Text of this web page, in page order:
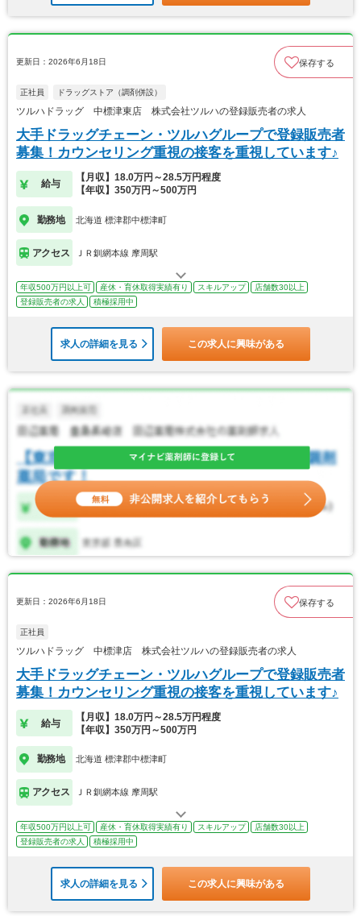
更新日：2026年6月18日 保存する
正社員 ドラッグストア（調剤併設）
ツルハドラッグ 中標津東店 株式会社ツルハの登録販売者の求人
大手ドラッグチェーン・ツルハグループで登録販売者
募集！カウンセリング重視の接客を重視しています♪
給与
【月収】18.0万円～28.5万円程度
【年収】350万円～500万円
勤務地 北海道 標津郡中標津町
アクセス ＪＲ釧網本線 摩周駅
年収500万円以上可 産休・育休取得実績有り スキルアップ
店舗数30以上
登録販売者の求人
積極採用中
求人の詳細を見る この求人に興味がある
更新日：2026年6月18日 保存する
正社員
ツルハドラッグ 中標津店 株式会社ツルハの登録販売者の求人
大手ドラッグチェーン・ツルハグループで登録販売者
募集！カウンセリング重視の接客を重視しています♪
給与
【月収】18.0万円～28.5万円程度
【年収】350万円～500万円
勤務地 北海道 標津郡中標津町
アクセス ＪＲ釧網本線 摩周駅
年収500万円以上可 産休・育休取得実績有り スキルアップ
店舗数30以上
登録販売者の求人
積極採用中
求人の詳細を見る この求人に興味がある